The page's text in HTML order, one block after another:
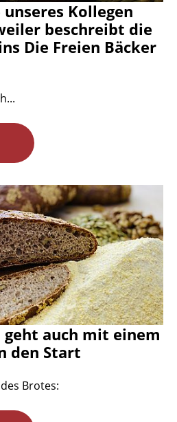
Kollegen
beschreibt die
Die Freien Bäcker
geht auch mit einem
den Start
Brotes: